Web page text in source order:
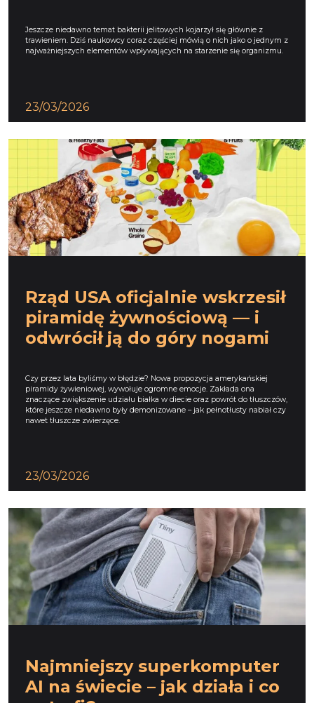
Jeszcze niedawno temat bakterii jelitowych kojarzył się głównie z
trawieniem. Dziś naukowcy coraz częściej mówią o nich jako o jednym z
najważniejszych elementów wpływających na starzenie się organizmu.
23/03/2026
Rząd USA oficjalnie wskrzesił
piramidę żywnościową — i
odwrócił ją do góry nogami
Czy przez lata byliśmy w błędzie? Nowa propozycja amerykańskiej
piramidy żywieniowej, wywołuje ogromne emocje. Zakłada ona
znaczące zwiększenie udziału białka w diecie oraz powrót do tłuszczów,
które jeszcze niedawno były demonizowane – jak pełnotłusty nabiał czy
nawet tłuszcze zwierzęce.
23/03/2026
Najmniejszy superkomputer
AI na świecie – jak działa i co